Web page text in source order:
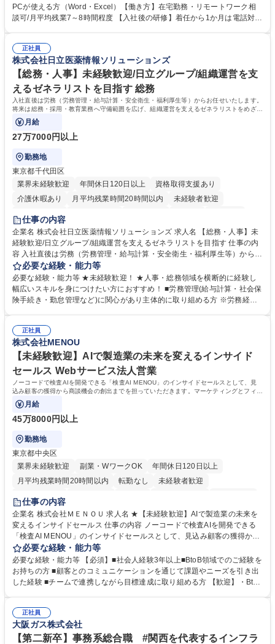
意見を、企業活動に活かしています。お客様からの声に迅速かつ誠意をも
って対応、情報提供するとともにグループ内活動に反映しています。 【具
平均100件前後■メール・手紙：同上40件前後 募集職種 中野本社【お客様
相談室】お客様のお声をもとにより良い商品づくりへ貢献
PCが使える方（Word・Excel）【働き方】在宅勤務・リモートワーク相
談可/月平均残業7～8時間程度 【入社後の研修】着任から1か月は電話対応
すのでご安心ください。 【当社について】キリングループの広報機能を担
う会社として、お客様との出会いを大切にし、磨き上げたホスピタリティ
を込めてコミュニケーションをとりながら広報関連業務を行っておりま
す。 学歴・資格 学歴：大学院 大学 高専 短大 専修学校 高校 語学力： 資
格：
正社員
株式会社日立医薬情報ソリューションズ
【総務・人事】未経験歓迎/日立グループ/組織運営を支
えるゼネラリストを目指す 総務
入社直後は労務（労務管理・給与計算・安全衛生・福利厚生等）からお任せいたします。
将来は総務・採用・教育業務へ守備範囲を広げ、組織運営を支えるゼネラリストをめざせ
ます。
月給
27万7000円以上
勤務地
東京都千代田区
業界未経験歓迎
年間休日120日以上
資格取得支援あり
介護休暇あり
月平均残業時間20時間以内
未経験者歓迎
住宅手当あり
育休あり
完全週休2日制 交通費支給 土日祝休み 寮・社宅あり
仕事の内容
企業名 株式会社日立医薬情報ソリューションズ 求人名 【総務・人事】未
経験歓迎/日立グループ/組織運営を支えるゼネラリストを目指す 仕事の内
容 入社直後は労務（労務管理・給与計算・安全衛生・福利厚生等）からお
任せいたします。将来は総務・採用・教育業務へ守備範囲を広げ、組織運
営を支えるゼネラリストをめざせます。 ・初期業務：労働時間管理、給与
計算、社会保険対応、福利厚生管理、安全衛生、健康経営推進等をお任せ
します。ご経験に応じて、休職者管理など、幅広く経験を積んでいただき
幅広く経験を積みたい意欲がある方に最適な環境です。 募集職種 【総
務・人事】未経験歓迎/日立グループ/組織運営を支えるゼネラリストを目
指す
必要な経験・能力等
必要な経験・能力等 ★未経験歓迎！ ★人事・総務領域を横断的に経験し
幅広いスキルを身につけたい方におすすめ！ ■労務管理(給与計算・社会保
険手続き・勤怠管理など)に関心があり主体的に取り組める方 ※労務経験
のご経験 ■労務管理（給与計算・社会保険手続き・勤怠管理など）の経験
■衛生管理者の資格をお持ちの方 学歴・資格 学歴：大学院 大学 高専 短大
専修学校 高校 語学力： 資格：
正社員
株式会社MENOU
【未経験歓迎】AIで製造業の未来を変えるインサイド
セールス Webサービス法人営業
ノーコードで検査AIを開発できる「検査AI MENOU」のインサイドセールスとして、見
込み顧客の獲得から商談機会の創出までを担っていただきます。マーケティングとフィー
ルドセールスをつなぐ役割として、
月給
45万8000円以上
勤務地
東京都中央区
業界未経験歓迎
副業・WワークOK
年間休日120日以上
月平均残業時間20時間以内
転勤なし
未経験者歓迎
時短勤務あり
駅近5分以内
土日祝休み 服装自由
仕事の内容
企業名 株式会社ＭＥＮＯＵ 求人名 ★【未経験歓迎】AIで製造業の未来を
変えるインサイドセールス 仕事の内容 ノーコードで検査AIを開発できる
「検査AI MENOU」のインサイドセールスとして、見込み顧客の獲得から
商談機会の創出までを担っていただきます。マーケティングとフィールド
セールスをつなぐ役割として、 適切なタイミングで顧客とコミュニケーシ
ョンを取りながら、受注につながる商談機会の最大化を目指します。 【具
体的な仕事内容】 リードへの電話・メールによるアプローチ/リードナー
実行/フィールドセールスへの案件連携 募集職種 ★【未経験歓迎】AIで製
造業の未来を変えるインサイドセールス
必要な経験・能力等
必要な経験・能力等 【必須】■社会人経験3年以上■BtoB領域でのご経験を
お持ちの方 ■顧客とのコミュニケーションを通じて課題やニーズを引き出
した経験 ■チームで連携しながら目標達成に取り組める方 【歓迎】・BtoB
企画・実行経験 ・CRM・リードナーチャリングに関する知見 ・データを
もとに営業プロセスを改善した経験 学歴・資格 学歴：大学院 大学 高専 短
大 専修学校 高校 語学力： 資格：
正社員
大阪ガス株式会社
【第二新卒】事務系総合職 #関西を代表するインフラ